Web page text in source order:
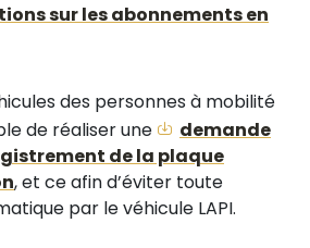
sur les abonnements en
des personnes à mobilité
de réaliser une
demande
de la plaque
, et ce afin d’éviter toute
par le véhicule LAPI.